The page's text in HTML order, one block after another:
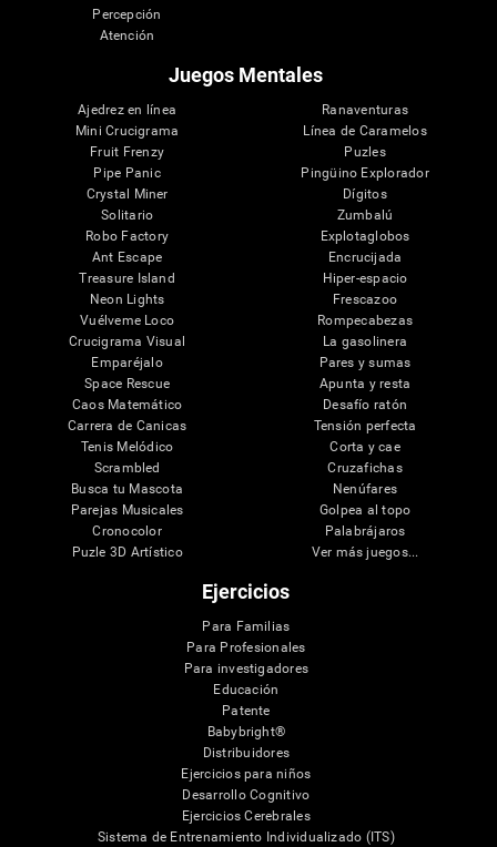
Percepción
Atención
Juegos Mentales
Ajedrez en línea
Mini Crucigrama
Fruit Frenzy
Pipe Panic
Crystal Miner
Solitario
Robo Factory
Ant Escape
Treasure Island
Neon Lights
Vuélveme Loco
Crucigrama Visual
Emparéjalo
Space Rescue
Caos Matemático
Carrera de Canicas
Tenis Melódico
Scrambled
Busca tu Mascota
Parejas Musicales
Cronocolor
Puzle 3D Artístico
Ranaventuras
Línea de Caramelos
Puzles
Pingüino Explorador
Dígitos
Zumbalú
Explotaglobos
Encrucijada
Hiper-espacio
Frescazoo
Rompecabezas
La gasolinera
Pares y sumas
Apunta y resta
Desafío ratón
Tensión perfecta
Corta y cae
Cruzafichas
Nenúfares
Golpea al topo
Palabrájaros
Ver más juegos...
Ejercicios
Para Familias
Para Profesionales
Para investigadores
Educación
Patente
Babybright®
Distribuidores
Ejercicios para niños
Desarrollo Cognitivo
Ejercicios Cerebrales
Sistema de Entrenamiento Individualizado (ITS)